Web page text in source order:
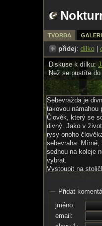
TVORBA
přidej: dílko
Diskuse k dílku:
Než se pustíte
Sebevražda je
takovou námahou
Člověk, který se
divný. Jako v
rysy onoho
sebevraha.
sednou na koleje
vybrat.
Vystoupit na
viset s jazykem
nezažijete. Snad
případě byste se
Dalším možným
Přidat
jméno:
email: